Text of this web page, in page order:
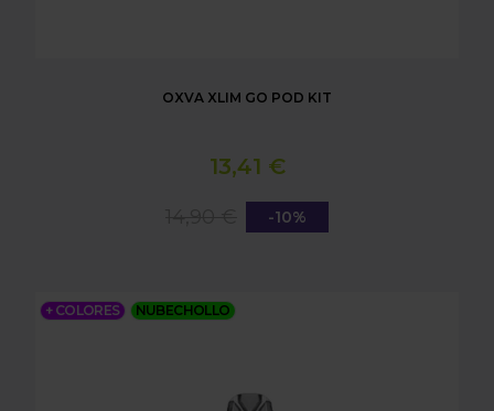
OXVA XLIM GO POD KIT
13,41 €
-10%
+ COLORES NUBECHOLLO
OXVA XLIM PRO POD KIT